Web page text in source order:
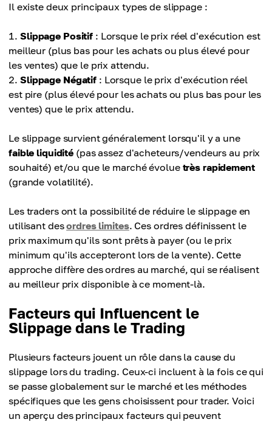
Il existe deux principaux types de slippage :
Slippage Positif : Lorsque le prix réel d'exécution est
meilleur (plus bas pour les achats ou plus élevé pour
les ventes) que le prix attendu.
Slippage Négatif : Lorsque le prix d'exécution réel
est pire (plus élevé pour les achats ou plus bas pour les
ventes) que le prix attendu.
Le slippage survient généralement lorsqu'il y a une
faible liquidité (pas assez d'acheteurs/vendeurs au prix
souhaité) et/ou que le marché évolue très rapidement
(grande volatilité).
Les traders ont la possibilité de réduire le slippage en
utilisant desordres limites. Ces ordres définissent le
prix maximum qu'ils sont prêts à payer (ou le prix
minimum qu'ils accepteront lors de la vente). Cette
approche diffère des ordres au marché, qui se réalisent
au meilleur prix disponible à ce moment-là.
Facteurs qui Influencent le
Slippage dans le Trading
Plusieurs facteurs jouent un rôle dans la cause du
slippage lors du trading. Ceux-ci incluent à la fois ce qui
se passe globalement sur le marché et les méthodes
spécifiques que les gens choisissent pour trader. Voici
un aperçu des principaux facteurs qui peuvent